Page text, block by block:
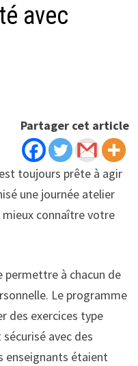
avec
Partager cet article
toujours prête à agir
une journée atelier
connaître votre
à chacun de
Le programme
des exercices type
avec des
enseignants étaient